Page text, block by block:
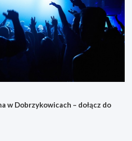
w Dobrzykowicach – dołącz do